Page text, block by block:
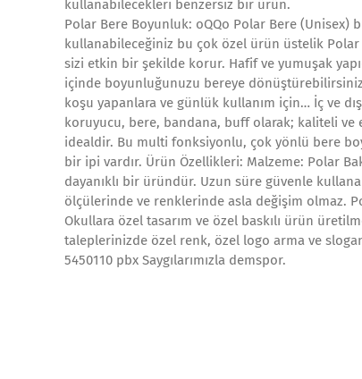
kullanabilecekleri benzersiz bir ürün.
Polar Bere Boyunluk: oQQo Polar Bere
kullanabileceğiniz bu çok özel ürün üstelik Polar
sizi etkin bir şekilde korur. Hafif ve yumuşak
içinde boyunluğunuzu bereye
koşu yapanlara ve günlük kullanım için… İç ve
koruyucu, bere, bandana, buff olarak; kaliteli ve
idealdir. Bu multi fonksiyonlu, çok yönlü bere
bir ipi vardır. Ürün Özellikleri: Malzeme: Polar
dayanıklı bir üründür. Uzun süre güvenle
ölçülerinde ve renklerinde asla değişim olmaz.
Okullara özel tasarım ve özel baskılı ürün
taleplerinizde özel renk, özel logo arma ve
5450110 pbx Saygılarımızla demspor.